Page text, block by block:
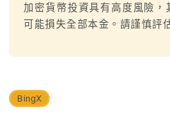
加密貨幣投資具有高度風險，
可能損失全部本金。請謹慎評
BingX